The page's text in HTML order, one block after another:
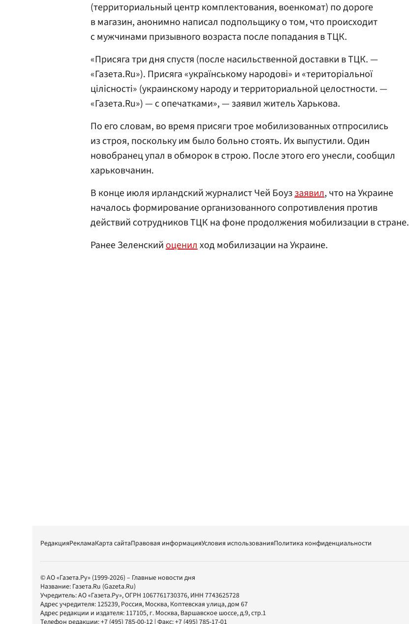
(территориальный центр комплектования, военкомат) по дороге
в магазин, анонимно написал подпольщику о том, что происходит
с мужчинами призывного возраста после попадания в ТЦК.
«Присяга три дня спустя (после насильственной доставки в ТЦК. —
«Газета.Ru»). Присяга «українському народові» и «територіальної
цілісності» (украинскому народу и территориальной целостности. —
«Газета.Ru») — с опечатками», — заявил житель Харькова.
По его словам, во время присяги трое мобилизованных отпросились
из строя, поскольку им было больно стоять. Их выпустили. Один
новобранец упал в обморок в строю. После этого его унесли, сообщил
харьковчанин.
В конце июля ирландский журналист Чей Боуззаявил, что на Украине
началось формирование организованного сопротивления против
действий сотрудников ТЦК на фоне продолжения мобилизации в стране.
Ранее Зеленскийоценилход мобилизации на Украине.
РедакцияРекламаКарта сайтаПравовая информацияУсловия использованияПолитика конфиденциальности
© АО «Газета.Ру» (1999-2026) – Главные новости дня
Название: Газета.Ru (Gazeta.Ru)
Учредитель:АО «Газета.Ру», ОГРН 1067761730376, ИНН 7743625728
Адрес учредителя: 125239, Россия, Москва, Коптевская улица, дом 67
Адрес редакции и издателя: 117105, г. Москва, Варшавское шоссе, д.9, стр.1
Телефон редакции:+7 (495) 785-00-12 | Факс:+7 (495) 785-17-01